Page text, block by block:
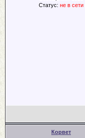
Статус: не в сети
Корвет